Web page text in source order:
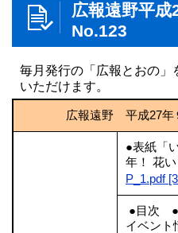
広報遠野平
No.123
毎月発行の「広報とおの」
いただけます。
広報遠野 平成27
●表紙「
年！ 花い
P_1.pdf
●目次 ●
イベント